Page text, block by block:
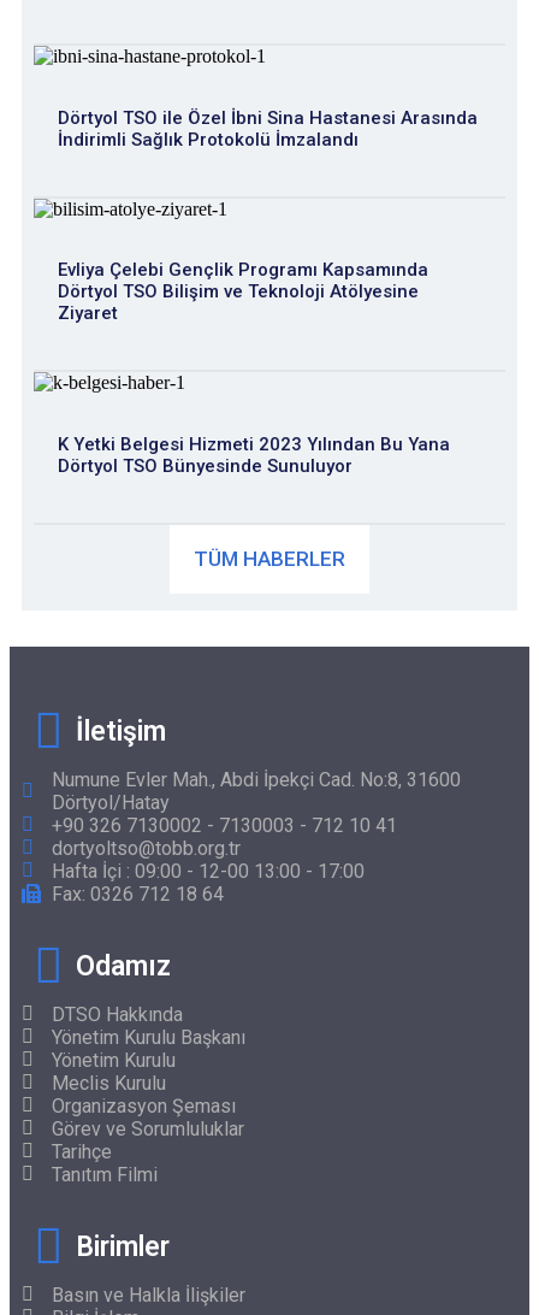
Dörtyol TSO ile Özel İbni Sina Hastanesi Arasında
İndirimli Sağlık Protokolü İmzalandı
Evliya Çelebi Gençlik Programı Kapsamında
Dörtyol TSO Bilişim ve Teknoloji Atölyesine
Ziyaret
K Yetki Belgesi Hizmeti 2023 Yılından Bu Yana
Dörtyol TSO Bünyesinde Sunuluyor
TÜM HABERLER
İletişim
Numune Evler Mah., Abdi İpekçi Cad. No:8, 31600
Dörtyol/Hatay
+90 326 7130002 - 7130003 - 712 10 41
dortyoltso@tobb.org.tr
Hafta İçi : 09:00 - 12-00 13:00 - 17:00
Fax: 0326 712 18 64
Odamız
DTSO Hakkında
Yönetim Kurulu Başkanı
Yönetim Kurulu
Meclis Kurulu
Organizasyon Şeması
Görev ve Sorumluluklar
Tarihçe
Tanıtım Filmi
Birimler
Basın ve Halkla İlişkiler